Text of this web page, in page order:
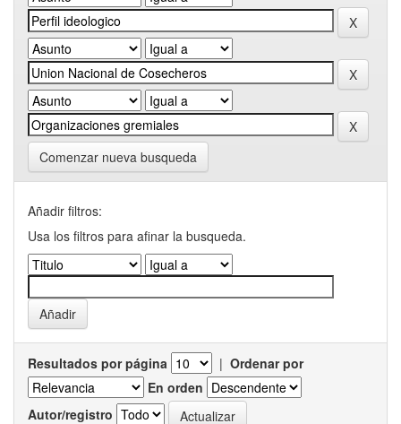
Comenzar nueva busqueda
Añadir filtros:
Usa los filtros para afinar la busqueda.
Resultados por página | Ordenar por
En orden
Autor/registro